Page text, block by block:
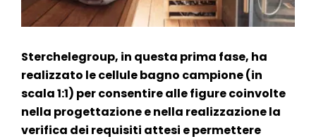
Sterchelegroup, in questa prima fase, ha
realizzato le cellule bagno campione (in
scala 1:1) per consentire alle figure coinvolte
nella progettazione e nella realizzazione la
verifica dei requisiti attesi e permettere